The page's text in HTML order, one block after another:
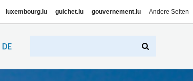
luxembourg.lu guichet.lu gouvernement.lu Andere Seiten
DE